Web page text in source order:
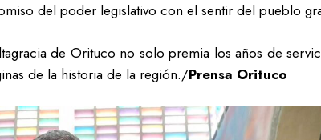
del poder legislativo con el sentir del pueblo
de Orituco no solo premia los años de
de la historia de la región./Prensa Orituco